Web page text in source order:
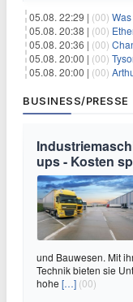
05.08. 22:29 | (00) Was
05.08. 20:38 | (00)
05.08. 20:36 | (00)
05.08. 20:00 | (00) Tyson
05.08. 20:00 | (00)
BUSINESS/PRESSE
ups - Kosten
und Bauwesen. Mit
Technik bieten sie
hohe […] (00)